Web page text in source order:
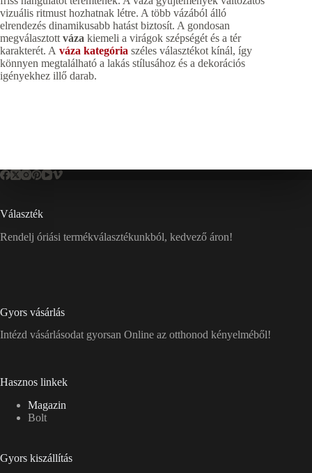
vizuális ritmust hozhatnak létre. A több vázából álló
elrendezés dinamikusabb hatást biztosít. A gondosan
megválasztottváza kiemeli a virágok szépségét és a tér
karakterét. A váza kategória széles választékot kínál, így
könnyen megtalálható a lakás stílusához és a dekorációs
igényekhez illő darab.
Választék
Rendelj óriási termékválasztékunkból, kedvező áron!
Gyors vásárlás
Intézd vásárlásodat gyorsan Online az otthonod kényelméből!
Hasznos linkek
Magazin
Bolt
Gyors kiszállítás